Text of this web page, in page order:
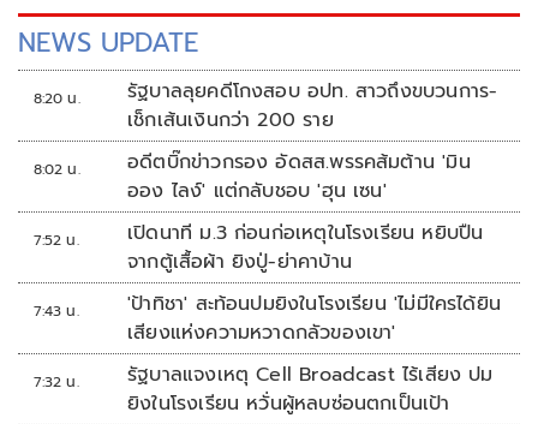
NEWS UPDATE
8:20 น.
รัฐบาลลุยคดีโกงสอบ อปท. สาวถึงขบวนการ-
เช็กเส้นเงินกว่า 200 ราย
8:02 น.
อดีตบิ๊กข่าวกรอง อัดสส.พรรคส้มต้าน 'มิน
ออง ไลง์' แต่กลับชอบ 'ฮุน เซน'
7:52 น.
เปิดนาที ม.3 ก่อนก่อเหตุในโรงเรียน หยิบปืน
จากตู้เสื้อผ้า ยิงปู่-ย่าคาบ้าน
7:43 น.
'ป้าทิชา' สะท้อนปมยิงในโรงเรียน 'ไม่มีใครได้ยิน
เสียงแห่งความหวาดกลัวของเขา'
7:32 น.
รัฐบาลแจงเหตุ Cell Broadcast ไร้เสียง ปม
ยิงในโรงเรียน หวั่นผู้หลบซ่อนตกเป็นเป้า